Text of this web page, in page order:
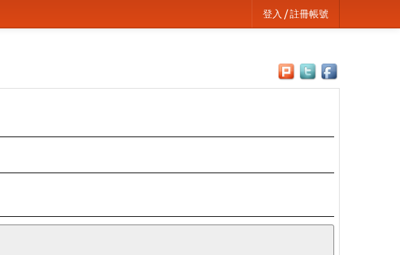
登入 / 註冊帳號